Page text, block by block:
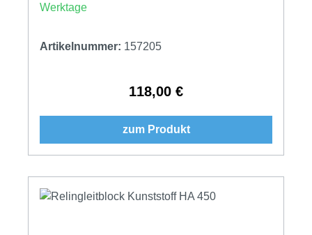
Werktage
Artikelnummer: 157205
Regulärer Preis:
118,00 €
zum Produkt